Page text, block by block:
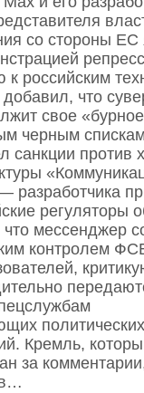
со стороны
российским
что
свое
черным
санкции против
разработчика
регуляторы
мессенджер
контролем
политических
Кремль,
за